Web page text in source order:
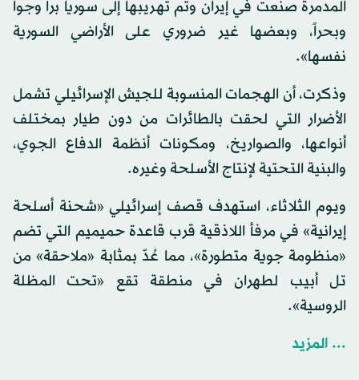
المدمرة صنعت في إيران وتم تهريبها إلى سوريا براً وجواً
وبحراً، وبعضها غير ضروري على الأراضي السورية
نفسها».
وذكرت، أن الهجمات المنسوبة للجيش الإسرائيلي تشمل
الأضرار التي لحقت بالطائرات من دون طيار بمختلف
أنواعها، والصواريخ، ومكونات أنظمة الدفاع الجوي،
والبنية التحتية لإنتاج الأسلحة وغيره.
ويوم الثلاثاء، استهدف قصف إسرائيلي «شحنة أسلحة
إيرانية» في مرفأ اللاذقية قرب قاعدة حميميم التي تضم
«منظومة جوية متطورة»، مما عُدّ بمثابة «ملاحقة» من
تل أبيب لطهران في منطقة تقع «تحت المظلة
الروسية».
... المزيد